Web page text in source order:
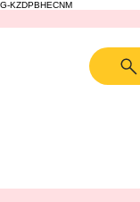
G-KZDPBHECNM